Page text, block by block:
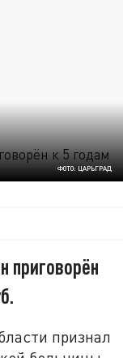
ФОТО: ЦАРЬГРАД
приговорён
признал